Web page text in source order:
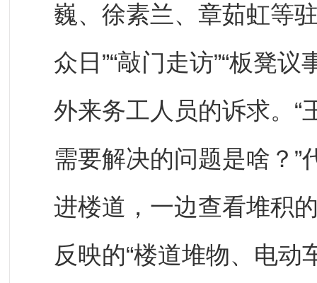
巍、徐素兰、章茹虹等
众日”“敲门走访”“板凳
外来务工人员的诉求。“
需要解决的问题是啥？
进楼道，一边查看堆积
反映的“楼道堆物、电动